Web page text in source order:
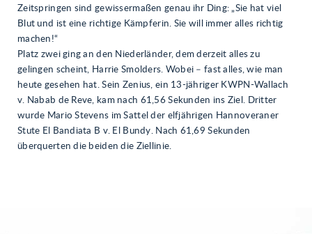
Zeitspringen sind gewissermaßen genau ihr Ding: „Sie hat viel
Blut und ist eine richtige Kämpferin. Sie will immer alles richtig
machen!“
Platz zwei ging an den Niederländer, dem derzeit alles zu
gelingen scheint, Harrie Smolders. Wobei – fast alles, wie man
heute gesehen hat. Sein Zenius, ein 13-jähriger KWPN-Wallach
v. Nabab de Reve, kam nach 61,56 Sekunden ins Ziel. Dritter
wurde Mario Stevens im Sattel der elfjährigen Hannoveraner
Stute El Bandiata B v. El Bundy. Nach 61,69 Sekunden
überquerten die beiden die Ziellinie.